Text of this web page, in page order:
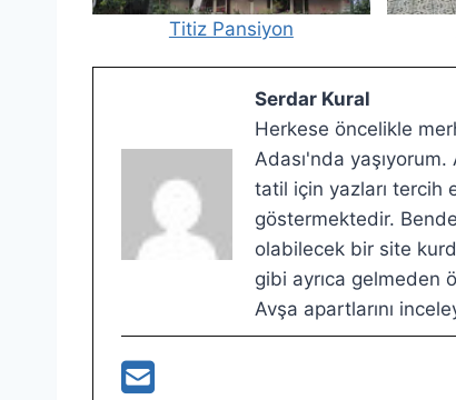
Titiz Pansiyon
Serdar Kural
Herkese öncelikle
Adası'nda yaşıyorum.
tatil için yazları tercih
göstermektedir.
olabilecek bir site
gibi ayrıca gelmeden
Avşa apartlarını